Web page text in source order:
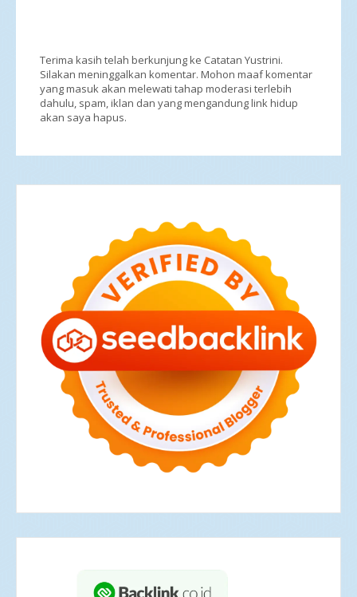
Terima kasih telah berkunjung ke Catatan Yustrini.
Silakan meninggalkan komentar. Mohon maaf komentar
yang masuk akan melewati tahap moderasi terlebih
dahulu, spam, iklan dan yang mengandung link hidup
akan saya hapus.